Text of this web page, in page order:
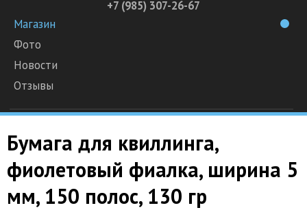
+7 (985) 307-26-67
Магазин
Фото
Новости
Отзывы
Бумага для квиллинга,
фиолетовый фиалка, ширина 5
мм, 150 полос, 130 гр